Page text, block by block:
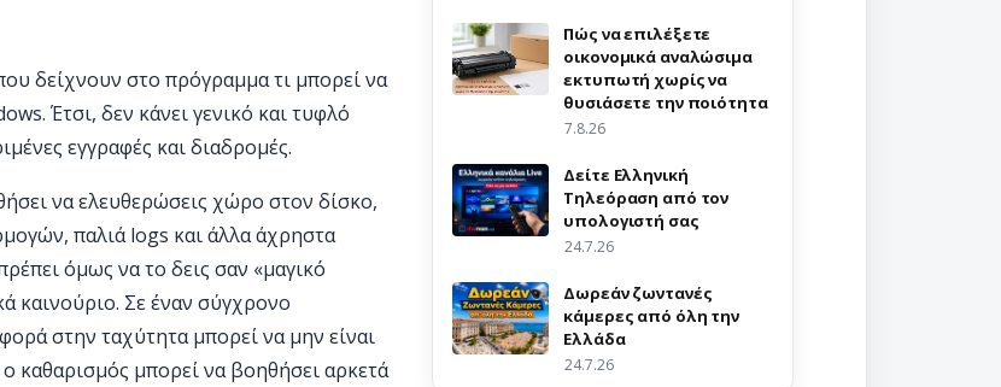
δείχνουν στο πρόγραμμα τι μπορεί να
Έτσι, δεν κάνει γενικό και τυφλό
εγγραφές και διαδρομές.
να ελευθερώσεις χώρο στον δίσκο,
παλιά logs και άλλα άχρηστα
όμως να το δεις σαν «μαγικό
καινούριο. Σε έναν σύγχρονο
στην ταχύτητα μπορεί να μην είναι
καθαρισμός μπορεί να βοηθήσει αρκετά
Πώς να επιλέξετε
οικονομικά αναλώσιμα
εκτυπωτή χωρίς να
θυσιάσετε την ποιότητα
7.8.26
Δείτε Ελληνική
Τηλεόραση από τον
υπολογιστή σας
24.7.26
Δωρεάν ζωντανές
κάμερες από όλη την
Ελλάδα
24.7.26